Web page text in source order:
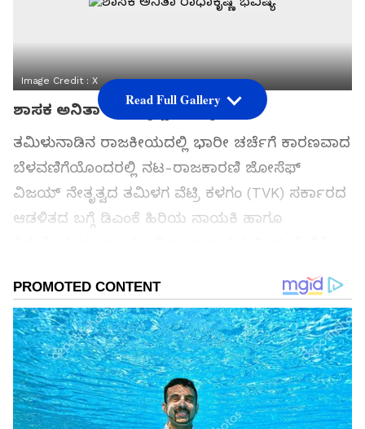
Image Credit : X
ಶಾಸಕ ಅನಿತಾ ರಾಧಾಕೃಷ್ಣ ಭವಿಷ್ಯ
ತಮಿಳುನಾಡಿನ ರಾಜಕೀಯದಲ್ಲಿ ಭಾರೀ ಚರ್ಚೆಗೆ ಕಾರಣವಾದ
ಬೆಳವಣಿಗೆಯೊಂದರಲ್ಲಿ ನಟ-ರಾಜಕಾರಣಿ ಜೋಸೆಫ್
ವಿಜಯ್ ನೇತೃತ್ವದ ತಮಿಳಗ ವೆಟ್ರಿ ಕಳಗಂ (TVK) ಸರ್ಕಾರದ
ಆಡಳಿತದ ಬಗ್ಗೆ ಡಿಎಂಕೆ ಹಿರಿಯ ನಾಯಕಿ ಹಾಗೂ
ತಿಂಗಳಿಗಿಂತ ಹೆಚ್ಚು ಕಾಲ ಉಳಿಯುವುದಿಲ್ಲ ಎಂದು ಅವರು
ಭವಿಷ್ಯ ನುಡಿದಿದ್ದಾರೆ. ದಕ್ಷಿಣ ತಮಿಳುನಾಡಿನಲ್ಲಿ ನಡೆದ ಡಿಎಂಕೆ
ಕಾರ್ಯಕ್ರಮದಲ್ಲಿ ಮಾತನಾಡಿದ ಅವರು, 2026ರ
ವಿಧಾನಸಭಾ ಚುನಾವಣೆಯಲ್ಲಿ ಡಿಎಂಕೆ ಸೋಲು ಕಂಡಿದ್ದರೂ,
ಮಾಜಿ ಮುಖ್ಯಮಂತ್ರಿ ಎಂ.ಕೆ. ಸ್ಟಾಲೀನ್ ಶೀಘ್ರದಲ್ಲೇ ಮತ್ತೆ
ಅಧಿಕಾರಕ್ಕೆ ಮರಳುತ್ತಾರೆ ಎಂಬ ವಿಶ್ವಾಸ ವ್ಯಕ್ತಪಡಿಸಿದರು. ಈ
Read Full Gallery